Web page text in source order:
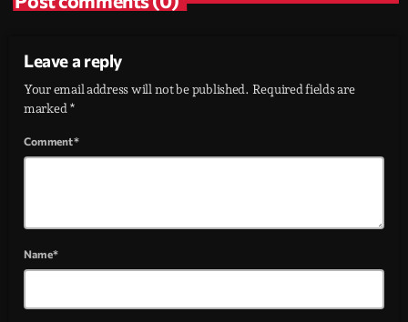
Leave a reply
Your email address will not be published. Required fields are
marked *
Comment*
Name*